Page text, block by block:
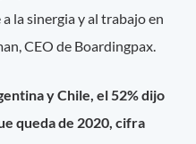
la sinergia y al trabajo en
CEO de Boardingpax.
y Chile, el 52% dijo
queda de 2020, cifra